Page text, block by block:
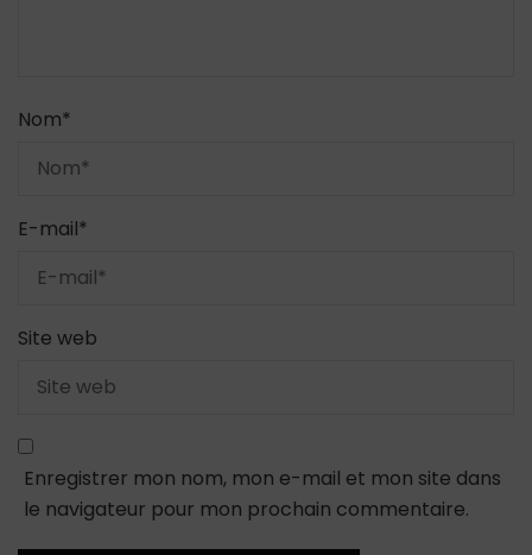
Nom*
E-mail*
Site web
Enregistrer mon nom, mon e-mail et mon site dans
le navigateur pour mon prochain commentaire.